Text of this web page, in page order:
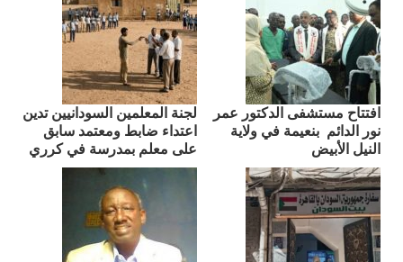
افتتاح مستشفى الدكتور عمر
نور الدائم بنعيمة في ولاية
النيل الأبيض
لجنة المعلمين السودانيين تدين
اعتداء ضابط ومعتمد سابق
على معلم بمدرسة في كرري